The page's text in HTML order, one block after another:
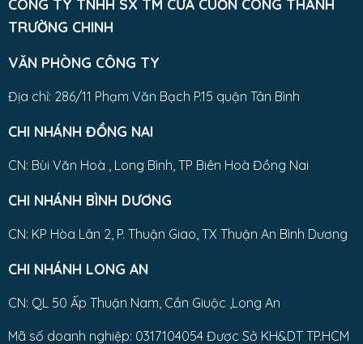
CÔNG TY TNHH SX TM CỬA CUỐN CÔNG THÀNH
TRƯỜNG CHINH
VĂN PHÒNG CÔNG TY
Địa chỉ: 286/11 Phạm Văn Bạch P.15 quận Tân Bình
CHI NHÁNH ĐỒNG NAI
CN: Bùi Văn Hoà , Long Bình, TP Biên Hoà Đồng Nai
CHI NHÁNH BÌNH DƯƠNG
CN: KP Hòa Lân 2, P. Thuận Giao, TX Thuận An Bình Dương
CHI NHÁNH LONG AN
CN: QL 50 Ấp Thuận Nam, Cần Giuộc ,Long An
Mã số doanh nghiệp: 0317104054 Được Sở KH&DT TP.HCM